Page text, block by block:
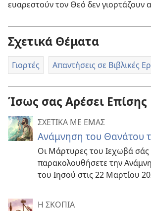
ευαρεστούν τον Θεό δεν γιορτάζουν
Σχετικά Θέματα
Γιορτές Απαντήσεις σε Βιβλικές
Ίσως σας Αρέσει Επίσης
ΣΧΕΤΙΚΑ ΜΕ ΕΜΑΣ
Ανάμνηση του Θανάτου
Οι Μάρτυρες του Ιεχωβά
παρακολουθήσετε την
του Ιησού στις 22 Μαρτίου
Η ΣΚΟΠΙΑ